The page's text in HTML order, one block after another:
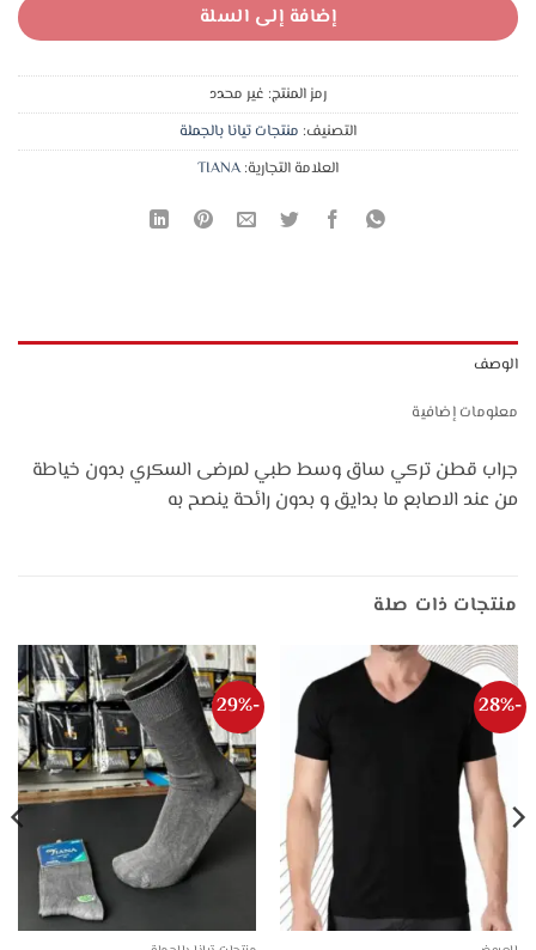
إضافة إلى السلة
رمز المنتج: غير محدد
التصنيف: منتجات تيانا بالجملة
العلامة التجارية:TIANA
الوصف
معلومات إضافية
جراب قطن تركي ساق وسط طبي لمرضى السكري بدون خياطة
من عند الاصابع ما بدايق و بدون رائحة ينصح به
منتجات ذات صلة
-28%
-29%